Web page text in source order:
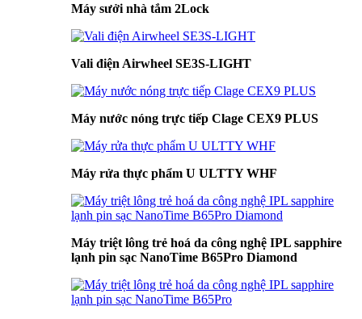
Máy sưởi nhà tắm 2Lock
Vali điện Airwheel SE3S-LIGHT
Máy nước nóng trực tiếp Clage CEX9 PLUS
Máy rửa thực phẩm U ULTTY WHF
Máy triệt lông trẻ hoá da công nghệ IPL sapphire
lạnh pin sạc NanoTime B65Pro Diamond